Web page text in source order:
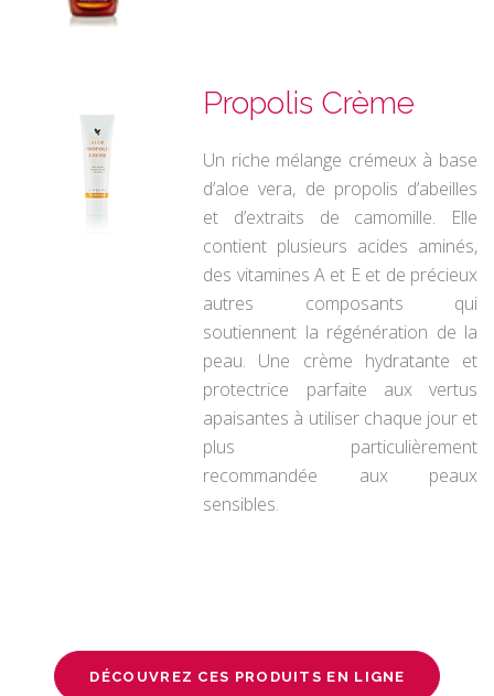
Propolis Crème
Un riche mélange crémeux à base
d’aloe vera, de propolis d’abeilles
et d’extraits de camomille. Elle
contient plusieurs acides aminés,
des vitamines A et E et de précieux
autres composants qui
soutiennent la régénération de la
peau. Une crème hydratante et
protectrice parfaite aux vertus
apaisantes à utiliser chaque jour et
plus particulièrement
recommandée aux peaux
sensibles.
DÉCOUVREZ CES PRODUITS EN LIGNE